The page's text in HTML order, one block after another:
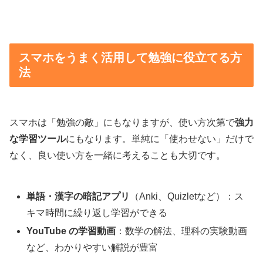
スマホをうまく活用して勉強に役立てる方
法
スマホは「勉強の敵」にもなりますが、使い方次第で強力
な学習ツールにもなります。単純に「使わせない」だけで
なく、良い使い方を一緒に考えることも大切です。
単語・漢字の暗記アプリ
（Anki、Quizletなど）：ス
キマ時間に繰り返し学習ができる
YouTube の学習動画 ：数学の解法、理科の実験動画
など、わかりやすい解説が豊富